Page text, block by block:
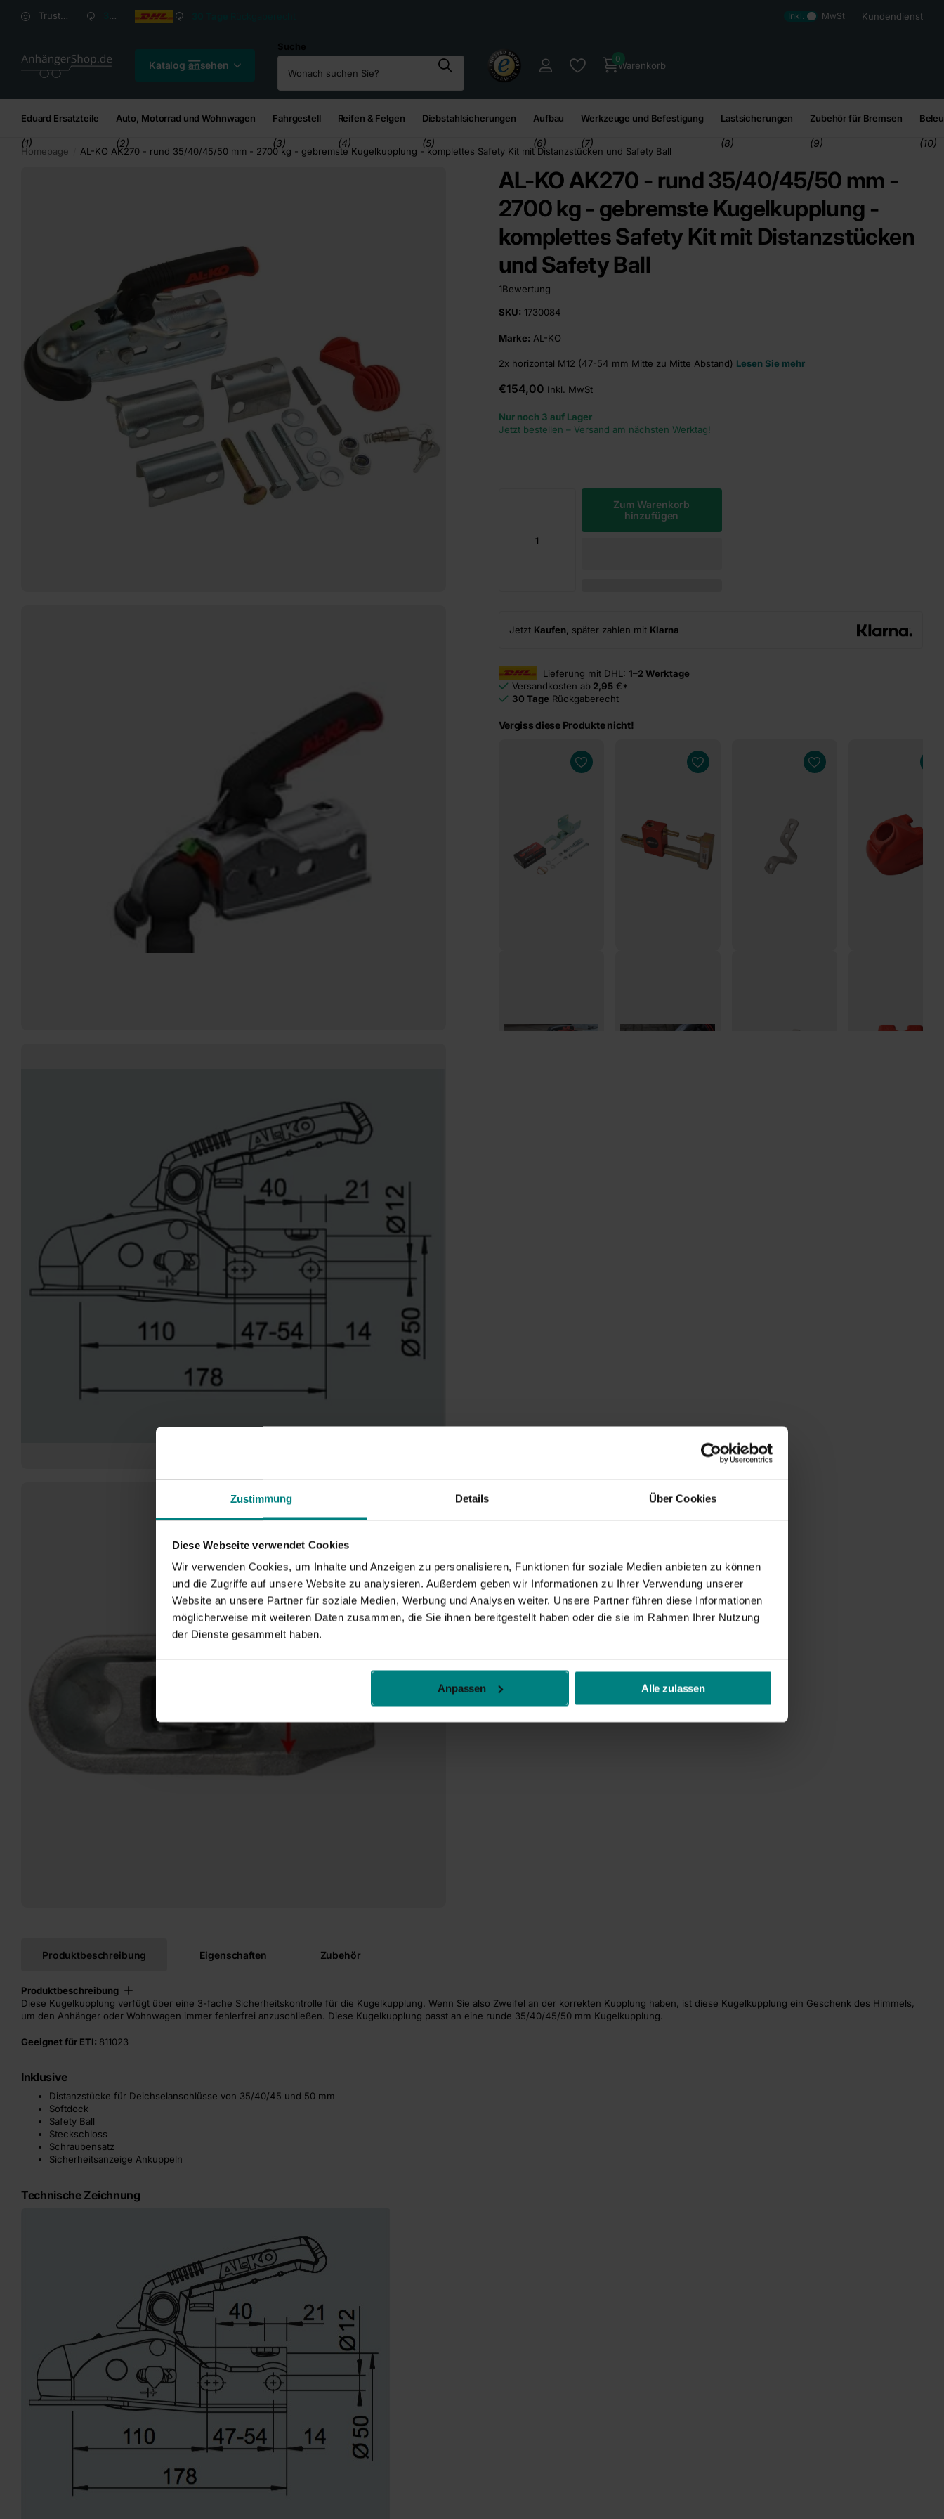
Zustimmung Details Über Cookies
Diese Webseite verwendet Cookies
Wir verwenden Cookies, um Inhalte und Anzeigen zu personalisieren, Funktionen für soziale Medien anbieten zu können
und die Zugriffe auf unsere Website zu analysieren. Außerdem geben wir Informationen zu Ihrer Verwendung unserer
Website an unsere Partner für soziale Medien, Werbung und Analysen weiter. Unsere Partner führen diese Informationen
möglicherweise mit weiteren Daten zusammen, die Sie ihnen bereitgestellt haben oder die sie im Rahmen Ihrer Nutzung
der Dienste gesammelt haben.
Anpassen Alle zulassen
Trusted Shops Kundenbewertung: 4,8/5 RückgaberechtVersandkosten ab Inkl. MwSt Kundendienst
Katalog ansehen
Warenkorb
0
Eduard Ersatzteile
(1)
Auto, Motorrad und Wohnwagen
(2)
Fahrgestell
(3)
Reifen & Felgen
(4)
Diebstahlsicherungen
(5)
Aufbau
(6)
Werkzeuge und Befestigung
(7)
Lastsicherungen
(8)
Zubehör für Bremsen
(9) (10)
Homepage AL-KO AK270 - rund 35/40/45/50 mm - 2700 kg - gebremste Kugelkupplung - komplettes Safety Kit mit Distanzstücken und Safety Ball
AL-KO AK270 - rund 35/40/45/50 mm -
2700 kg - gebremste Kugelkupplung -
komplettes Safety Kit mit Distanzstücken
und Safety Ball
1Bewertung
SKU: 1730084
Marke: AL-KO
2x horizontal M12 (47-54 mm Mitte zu Mitte Abstand) Lesen Sie mehr
€154,00 Inkl. MwSt
Nur noch 3 auf Lager
Jetzt bestellen – Versand am nächsten Werktag!
Zum Warenkorb
hinzufügen
Jetzt Kaufen, später zahlen mit Klarna
Lieferung mit DHL: 1–2 Werktage
Versandkosten ab 2,95 €*
30 Tage Rückgaberecht
Vergiss diese Produkte nicht!
Produktbeschreibung Eigenschaften Zubehör
Produktbeschreibung
Diese Kugelkupplung verfügt über eine 3-fache Sicherheitskontrolle für die Kugelkupplung. Wenn Sie also Zweifel an der korrekten Kupplung haben, ist diese Kugelkupplung ein Geschenk des Himmels,
um den Anhänger oder Wohnwagen immer fehlerfrei anzuschließen. Diese Kugelkupplung passt an eine runde 35/40/45/50 mm Kugelkupplung.
Geeignet für ETI: 811023
Inklusive
Distanzstücke für Deichselanschlüsse von 35/40/45 und 50 mm
Softdock
Safety Ball
Steckschloss
Schraubensatz
Sicherheitsanzeige Ankuppeln
Technische Zeichnung